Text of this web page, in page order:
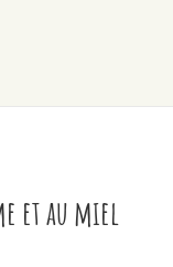
et au miel